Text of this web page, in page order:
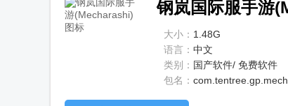
钢岚国际服手游
大小： 1.48G
语言： 中文
类别： 国产软件/ 免费软件
包名：